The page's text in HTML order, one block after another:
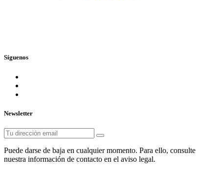
Síguenos
Newsletter
Puede darse de baja en cualquier momento. Para ello, consulte
nuestra información de contacto en el aviso legal.